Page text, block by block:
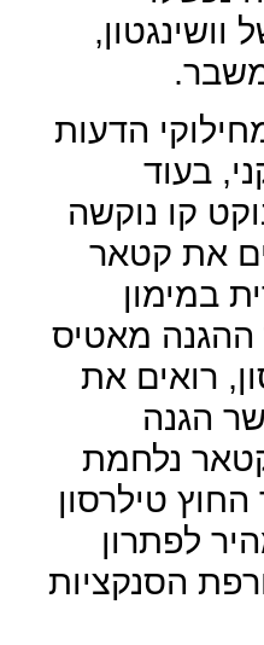
וושינגטון,
הדעות
בעוד
קו נוקשה
את קטאר
במימון
ההגנה מאטיס
רואים את
הגנה
נלחמת
טילרסון
לפתרון
הסנקציות